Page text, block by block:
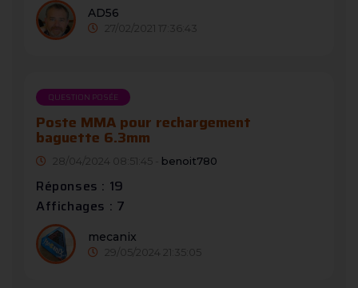
AD56
27/02/2021 17:36:43
QUESTION POSÉE
Poste MMA pour rechargement
baguette 6.3mm
28/04/2024 08:51:45 - benoit780
Réponses : 19
Affichages : 7
mecanix
29/05/2024 21:35:05